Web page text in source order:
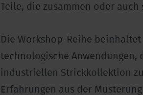
Teile, die zusammen oder
Die Workshop-Reihe
technologische Anwendungen,
industriellen Strickkollektion
Erfahrungen aus der